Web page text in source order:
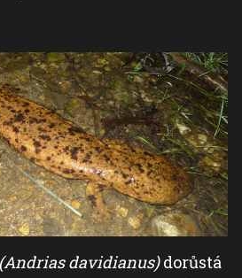
(Andrias davidianus)dorůstá